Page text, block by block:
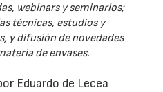
webinars y seminarios;
técnicas, estudios y
y difusión de novedades
de envases.
Eduardo de Lecea